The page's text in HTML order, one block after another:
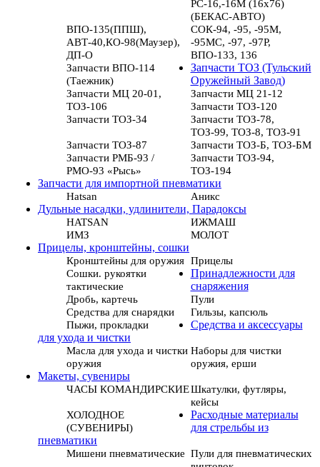
РС-16,-16М (16х76)
(БЕКАС-АВТО)
ВПО-135(ППШ),
АВТ-40,КО-98(Маузер),
ДП-О
СОК-94, -95, -95М,
-95МС, -97, -97Р,
ВПО-133, 136
Запчасти ВПО-114
(Таежник)
Запчасти ТОЗ (Тульский
Оружейный Завод)
Запчасти МЦ 20-01,
ТОЗ-106
Запчасти МЦ 21-12
Запчасти ТОЗ-120
Запчасти ТОЗ-34
Запчасти ТОЗ-78,
ТОЗ-99, ТОЗ-8, ТОЗ-91
Запчасти ТОЗ-87
Запчасти ТОЗ-Б, ТОЗ-БМ
Запчасти РМБ-93 /
РМО-93 «Рысь»
Запчасти ТОЗ-94,
ТОЗ-194
Запчасти для импортной пневматики
Hatsan
Аникс
Дульные насадки, удлинители, Парадоксы
HATSAN
ИЖМАШ
ИМЗ
МОЛОТ
Прицелы, кронштейны, сошки
Кронштейны для оружия Прицелы
Сошки. рукоятки
тактические
Принадлежности для
снаряжения
Дробь, картечь
Пули
Средства для снарядки
Гильзы, капсюль
Пыжи, прокладки
Средства и аксессуары
для ухода и чистки
Масла для ухода и чистки
оружия
Наборы для чистки
оружия, ерши
Макеты, сувениры
ЧАСЫ КОМАНДИРСКИЕШкатулки, футляры,
кейсы
ХОЛОДНОЕ
(СУВЕНИРЫ)
Расходные материалы
для стрельбы из
пневматики
Мишени пневматические Пули для пневматических